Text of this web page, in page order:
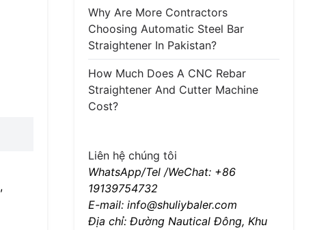
,
Why Are More Contractors
Choosing Automatic Steel Bar
Straightener In Pakistan?
How Much Does A CNC Rebar
Straightener And Cutter Machine
Cost?
Liên hệ chúng tôi
WhatsApp/Tel /WeChat: +86
19139754732
E-mail: info@shuliybaler.com
Địa chỉ: Đường Nautical Đông, Khu